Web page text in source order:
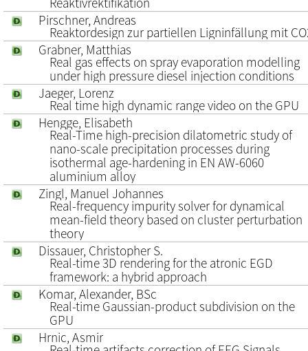
Pirschner, Andreas
Reaktordesign zur partiellen Ligninfällung mit
Grabner, Matthias
Real gas effects on spray evaporation modelling
under high pressure diesel injection conditions
Jaeger, Lorenz
Real time high dynamic range video on the GPU
Hengge, Elisabeth
Real-Time high-precision dilatometric study of
nano-scale precipitation processes during
isothermal age-hardening in EN AW-6060
aluminium alloy
Zingl, Manuel Johannes
Real-frequency impurity solver for dynamical
mean-field theory based on cluster perturbation
theory
Dissauer, Christopher S.
Real-time 3D rendering for the atronic EGD
framework: a hybrid approach
Komar, Alexander, BSc
Real-time Gaussian-product subdivision on the
GPU
Hrnic, Asmir